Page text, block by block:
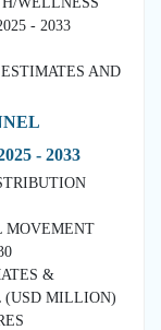
- 2033
AND
- 2033
&
(USD MILLION)